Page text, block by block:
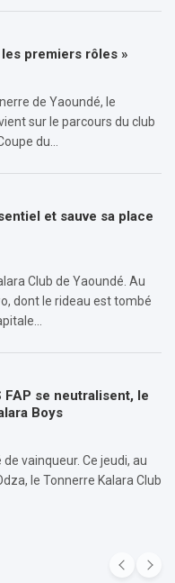
premiers rôles »
de Yaoundé, le
sur le parcours du club
du…
et sauve sa place
Club de Yaoundé. Au
dont le rideau est tombé
FAP se neutralisent, le
Boys
vainqueur. Ce jeudi, au
le Tonnerre Kalara Club